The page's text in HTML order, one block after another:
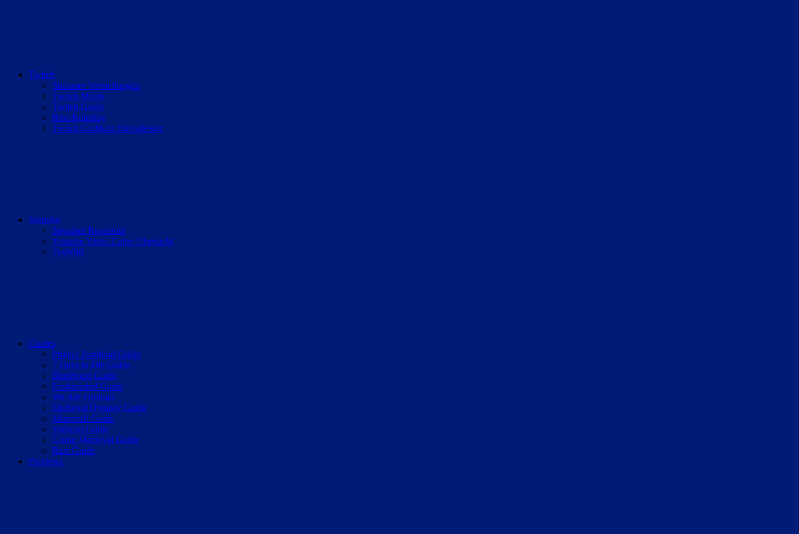
Twitch
Streamer Vorstellungen
Twitch Musik
Twitch Guide
Rise-Roleplay
Twitch Grafiken Dienstleister
Youtube
Streamer Roomtour
Youtube Video Cutter Übersicht
7vsWild
Guides
Project Zomboid Guide
7 Days to Die Guide
RimWorld Guide
Enshrouded Guide
We Are Football
Medieval Dynasty Guide
Minecraft Guide
Valheim Guide
Going Medieval Guide
Rust Guide
Previews